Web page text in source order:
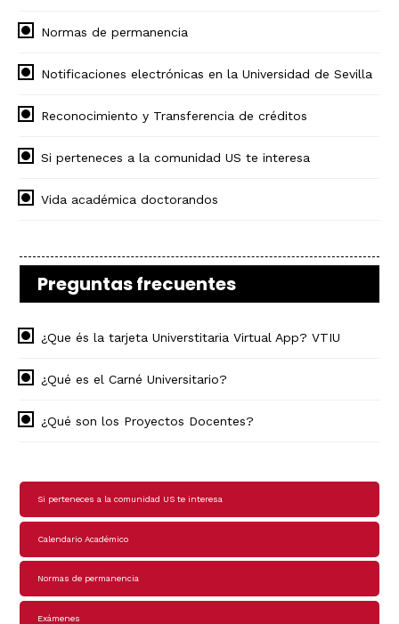
Normas de permanencia
Notificaciones electrónicas en la Universidad de Sevilla
Reconocimiento y Transferencia de créditos
Si perteneces a la comunidad US te interesa
Vida académica doctorandos
Preguntas frecuentes
¿Que és la tarjeta Universtitaria Virtual App? VTIU
¿Qué es el Carné Universitario?
¿Qué son los Proyectos Docentes?
Navegación
principal
Si perteneces a la comunidad US te interesa
Calendario Académico
Normas de permanencia
Exámenes